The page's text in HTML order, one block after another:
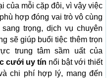
của mỗi cặp đôi, vì vậy việc
hợp đóng vai trò vô cùng
trọng, dịch vụ chuyên
sẽ giúp buổi tiệc thêm trọn
trung tâm sầm uất của
cưới uy tín nổi bật với thiết
chi phí hợp lý, mang đến